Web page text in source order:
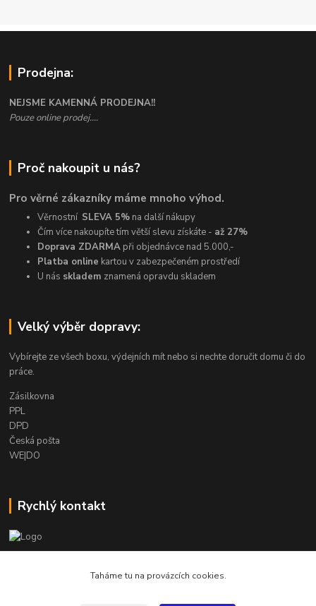
Prodejna:
NEJSME KAMENNÁ PRODEJNA!!
Pouze online prodej....
Proč nakoupit u nás?
Pro věrné zákazníky máme mnoho výhod.
Věrnostní SLEVA 5% na další nákupy
Čím více nakoupíte tím větší slevu získáte - až 27%
Doprava ZDARMA při objednávce nad 5.000,-
Platba online kartou v zabezpečeném prostředí
U nás skladem znamená opravdu skladem
Velký výběr dopravy:
Vybírejte ze všech boxu, výdejních mít nebo si nechte doručit domu či do
práce.
Zásilkovna
PPL
DPD
Česká pošta
WE|DO
Rychlý kontakt
info@armygalanterie.czTaháme tu na provázcích cookies.